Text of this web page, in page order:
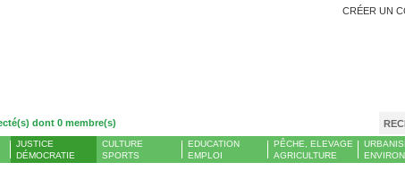
CRÉER UN
dont 0 membre(s)
JUSTICE
DÉMOCRATIE
CULTURE
SPORTS
EDUCATION
EMPLOI
PÊCHE, ELEVAGE
AGRICULTURE